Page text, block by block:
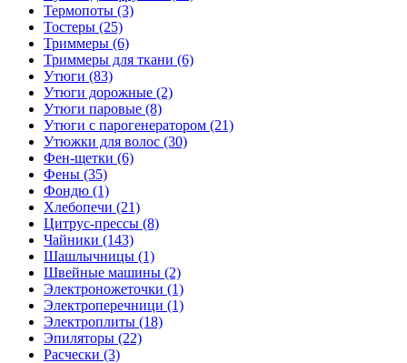
Термопоты (3)
Тостеры (25)
Триммеры (6)
Триммеры для ткани (6)
Утюги (83)
Утюги дорожные (2)
Утюги паровые (8)
Утюги с парогенератором (21)
Утюжки для волос (30)
Фен-щетки (6)
Фены (35)
Фондю (1)
Хлебопечи (21)
Цитрус-прессы (8)
Чайники (143)
Шашлычницы (1)
Швейные машины (2)
Электроножеточки (1)
Электроперечници (1)
Электроплиты (18)
Эпиляторы (22)
Расчески (3)